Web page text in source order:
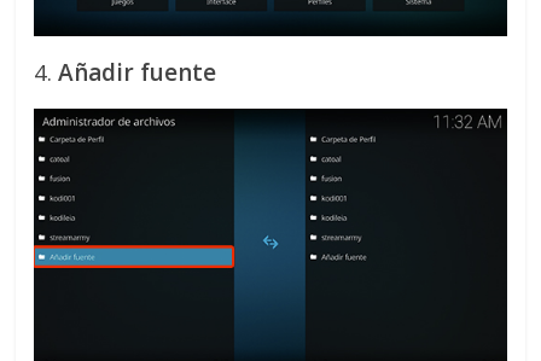
4.Añadir fuente